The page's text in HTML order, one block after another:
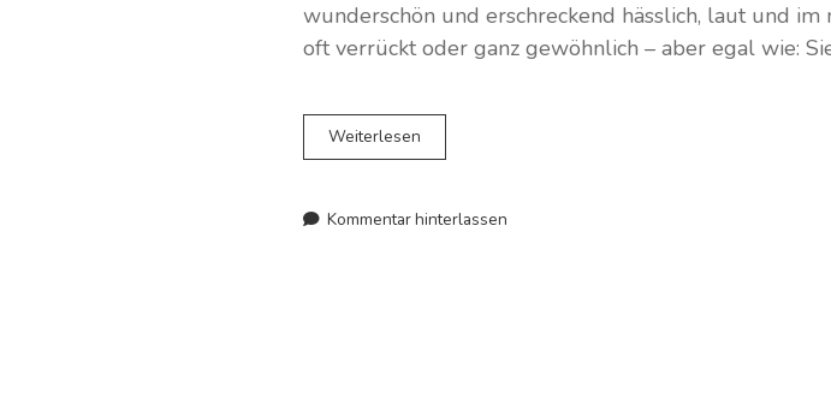
wunderschön und erschreckend hässlich, laut und
oft verrückt oder ganz gewöhnlich – aber egal wie:
Weiterlesen
80
um
die
Kommentar hinterlassen